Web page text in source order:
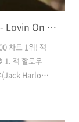
현재 빌보드 1위! 잭 할로우(Jack Harlow) - Lovin On Me 완벽 정리! 한글 가사/해석/뜻/곡 정보
차트 1위! 잭
잭 할로우
(Jack Harlow)